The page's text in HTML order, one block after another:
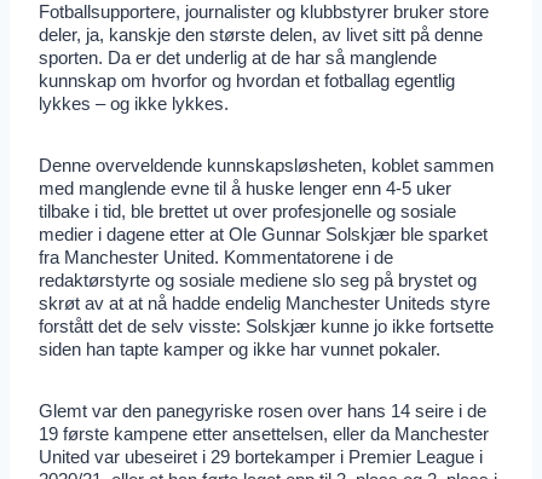
Fotballsupportere, journalister og klubbstyrer bruker store
deler, ja, kanskje den største delen, av livet sitt på denne
sporten. Da er det underlig at de har så manglende
kunnskap om hvorfor og hvordan et fotballag egentlig
lykkes – og ikke lykkes.
Denne overveldende kunnskapsløsheten, koblet sammen
med manglende evne til å huske lenger enn 4-5 uker
tilbake i tid, ble brettet ut over profesjonelle og sosiale
medier i dagene etter at Ole Gunnar Solskjær ble sparket
fra Manchester United. Kommentatorene i de
redaktørstyrte og sosiale mediene slo seg på brystet og
skrøt av at at nå hadde endelig Manchester Uniteds styre
forstått det de selv visste: Solskjær kunne jo ikke fortsette
siden han tapte kamper og ikke har vunnet pokaler.
Glemt var den panegyriske rosen over hans 14 seire i de
19 første kampene etter ansettelsen, eller da Manchester
United var ubeseiret i 29 bortekamper i Premier League i